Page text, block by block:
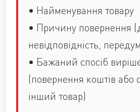
• Найменування товару
• Причину повернення
невідповідність,
• Бажаний спосіб
(повернення коштів або
інший товар)